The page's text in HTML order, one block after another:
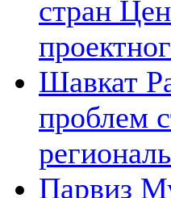
стран
Шавкат
проблем
Парвиз